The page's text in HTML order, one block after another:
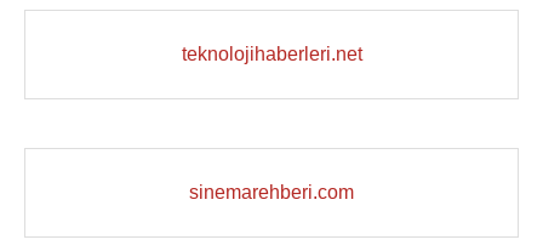
teknolojihaberleri.net
sinemarehberi.com